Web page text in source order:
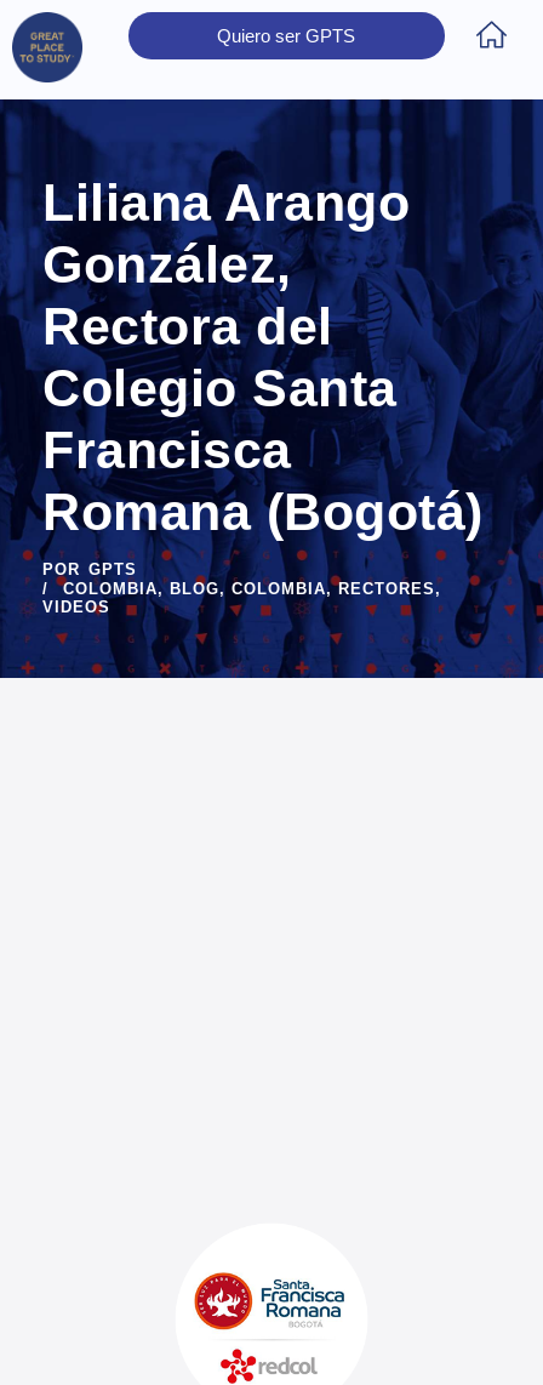
Quiero ser GPTS
Liliana Arango
González,
Rectora del
Colegio Santa
Francisca
Romana (Bogotá)
POR GPTS
COLOMBIA, BLOG, COLOMBIA, RECTORES ,
VIDEOS